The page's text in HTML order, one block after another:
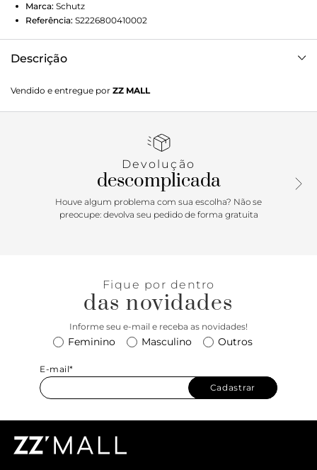
Marca: Schutz
Referência: S2226800410002
Descrição
para um visual resort e sofisticado. Ela combina a textura
rústica e artesanal da corda/juta com um design de tiras
conforto e o estilo natural que estão super em alta.
Vendido e entregue por ZZ MALL
Devolução
descomplicada
Houve algum problema com sua escolha? Não se
preocupe: devolva seu pedido de forma gratuita
Fique por dentro
das novidades
Informe seu e-mail e receba as novidades!
Feminino Masculino Outros
E-mail*
Cadastrar